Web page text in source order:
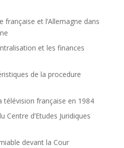
française et l’Allemagne dans
et les finances
de la procedure
télévision française en 1984
Centre d’Etudes Juridiques
devant la Cour